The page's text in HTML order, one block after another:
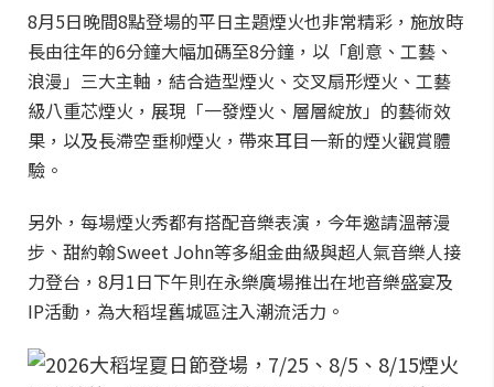
8月5日晚間8點登場的平日主題煙火也非常精彩，施放時
長由往年的6分鐘大幅加碼至8分鐘，以「創意、工藝、
浪漫」三大主軸，結合造型煙火、交叉扇形煙火、工藝
級八重芯煙火，展現「一發煙火、層層綻放」的藝術效
果，以及長滯空垂柳煙火，帶來耳目一新的煙火觀賞體
驗。
另外，每場煙火秀都有搭配音樂表演，今年邀請溫蒂漫
步、甜約翰Sweet John等多組金曲級與超人氣音樂人接
力登台，8月1日下午則在永樂廣場推出在地音樂盛宴及
IP活動，為大稻埕舊城區注入潮流活力。